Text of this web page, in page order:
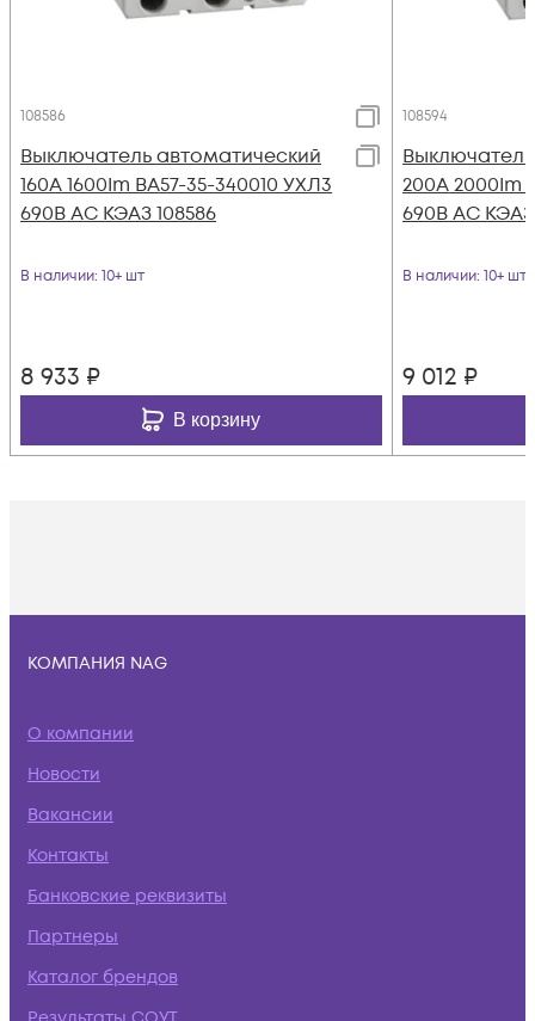
108586
Выключатель автоматический
160А 1600Im ВА57-35-340010 УХЛ3
690В AC КЭАЗ 108586
В наличии: 10+ шт
8 933 ₽
В корзину
108594
200А 2000Im
690В AC КЭАЗ
В наличии: 10+ шт
9 012 ₽
КОМПАНИЯ NAG
О компании
Новости
Вакансии
Контакты
Банковские реквизиты
Партнеры
Каталог брендов